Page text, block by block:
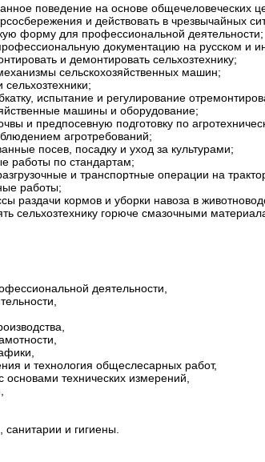
поведение на основе общечеловеческих
и действовать в чрезвычайных
форму для профессиональной деятельности;
документацию на русском и
и демонтировать сельхозтехнику;
сельскохозяйственных машин;
сельхозтехники;
испытание и регулирование
машины и оборудование;
и предпосевную подготовку по
агротребований;
посев, посадку и уход за культурами;
работы по стандартам;
и транспортные операции на
работы;
раздачи кормов и уборки навоза в
сельхозтехнику горюче смазочными
деятельности,
и технология общеслесарных работ,
основами технических измерений,
и гигиены.